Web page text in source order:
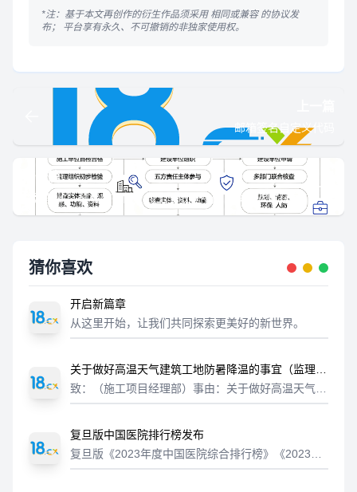
*注：基于本文再创作的衍生作品须采用 相同或兼容的协议发
布； 平台享有永久、不可撤销的非独家使用权。
邮箱签名自定义代码
下一篇
房建验收：预验收在前、竣工验收在中间，联合验收在后
猜你喜欢
开启新篇章
从这里开始，让我们共同探索更美好的新世界。
关于做好高温天气建筑工地防暑降温的事宜（监理通
知单）
致：（施工项目经理部）事由：关于做好高温天气建
筑工地防暑降温的事宜内容：近段时间以来中央气象
攀升，进入夏季高温季节，是施工事故发...
复旦版中国医院排行榜发布
复旦版《2023年度中国医院综合排行榜》《2023年
度中国医院专科声誉排行榜》发布。哪些医院榜上有